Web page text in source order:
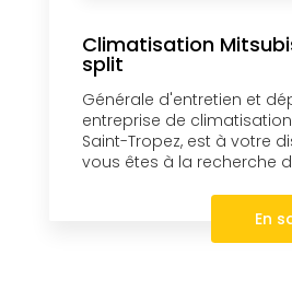
Climatisation
split
Générale d'entretien et
entreprise de
Saint-Tropez, est à votre
vous êtes à la recherche
En